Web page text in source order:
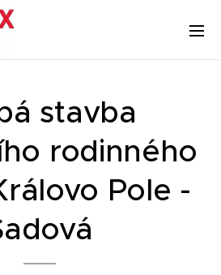
stavba
rodinného
Pole -